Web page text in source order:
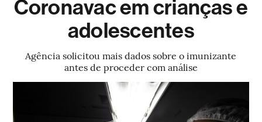
Coronavac em crianças e
adolescentes
Agência solicitou mais dados sobre o imunizante
antes de proceder com análise